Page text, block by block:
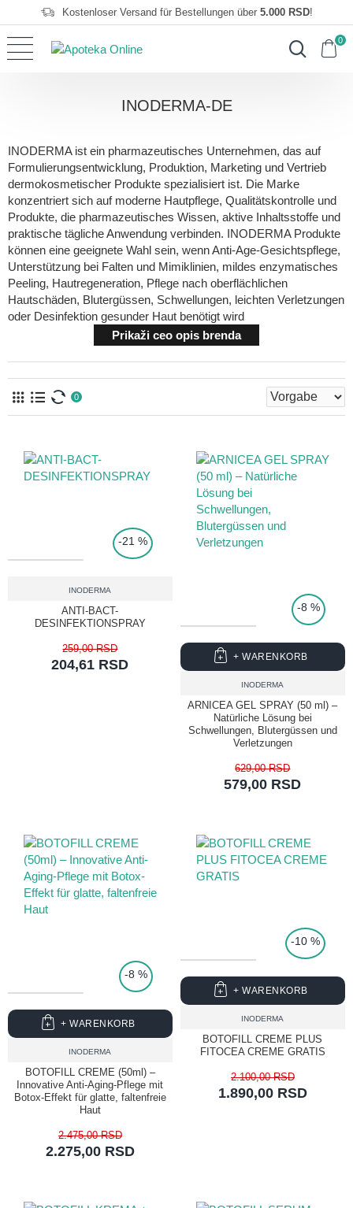
Kostenloser Versand für Bestellungen über 5.000 RSD!
0
INODERMA-DE
INODERMA ist ein pharmazeutisches Unternehmen, das auf
Formulierungsentwicklung, Produktion, Marketing und Vertrieb
dermokosmetischer Produkte spezialisiert ist. Die Marke
konzentriert sich auf moderne Hautpflege, Qualitätskontrolle und
Produkte, die pharmazeutisches Wissen, aktive Inhaltsstoffe und
praktische tägliche Anwendung verbinden. INODERMA Produkte
können eine geeignete Wahl sein, wenn Anti-Age-Gesichtspflege,
Unterstützung bei Falten und Mimiklinien, mildes enzymatisches
Peeling, Hautregeneration, Pflege nach oberflächlichen
Hautschäden, Blutergüssen, Schwellungen, leichten Verletzungen
oder Desinfektion gesunder Haut benötigt wird
Prikaži ceo opis brenda
0
-21 %
INODERMA
ANTI-BACT-
DESINFEKTIONSPRAY
204,61 RSD
259,00 RSD
-8 %
INODERMA
ARNICEA GEL SPRAY (50 ml) –
Natürliche Lösung bei
Schwellungen, Blutergüssen und
Verletzungen
579,00 RSD
629,00 RSD
+ WARENKORB
-8 %
INODERMA
BOTOFILL CREME (50ml) –
Innovative Anti-Aging-Pflege mit
Botox-Effekt für glatte, faltenfreie
Haut
2.275,00 RSD
2.475,00 RSD
+ WARENKORB
-10 %
INODERMA
BOTOFILL CREME PLUS
FITOCEA CREME GRATIS
1.890,00 RSD
2.100,00 RSD
+ WARENKORB